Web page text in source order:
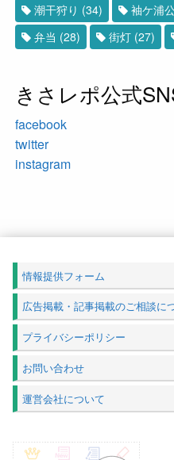
潮干狩り (34) 袖ケ浦
弁当 (28) 街灯 (27)
きさレポ公式
facebook
twitter
instagram
情報提供フォーム
広告掲載・記事掲載のご相談に
プライバシーポリシー
お問い合わせ
運営会社について